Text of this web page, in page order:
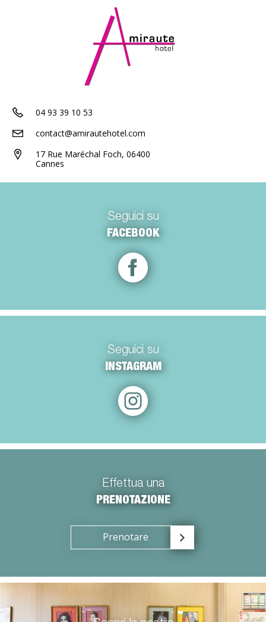
04 93 39 10 53
contact@amirautehotel.com
17 Rue Maréchal Foch, 06400
Cannes
Seguici su
FACEBOOK
Seguici su
INSTAGRAM
Effettua una
PRENOTAZIONE
Prenotare